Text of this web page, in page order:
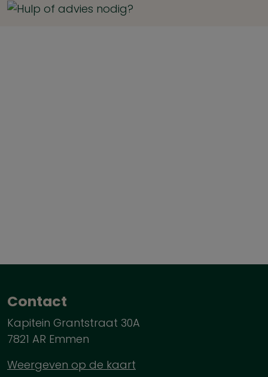
Contact
Kapitein Grantstraat 30A
7821 AR Emmen
Weergeven op de kaart